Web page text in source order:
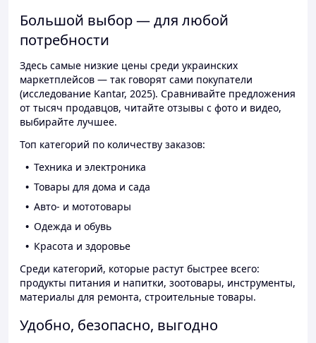
Большой выбор — для любой
потребности
Здесь самые низкие цены среди украинских
маркетплейсов — так говорят сами покупатели
(исследование Kantar, 2025). Сравнивайте предложения
от тысяч продавцов, читайте отзывы с фото и видео,
выбирайте лучшее.
Топ категорий по количеству заказов:
Техника и электроника
Товары для дома и сада
Авто- и мототовары
Одежда и обувь
Красота и здоровье
Среди категорий, которые растут быстрее всего:
продукты питания и напитки, зоотовары, инструменты,
материалы для ремонта, строительные товары.
Удобно, безопасно, выгодно